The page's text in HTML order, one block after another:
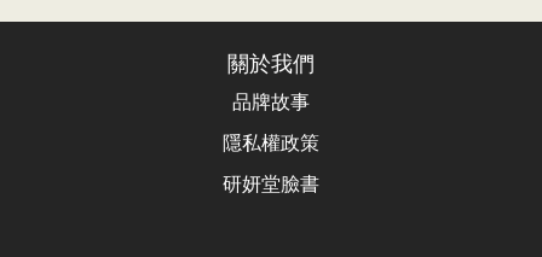
關於我們
品牌故事
隱私權政策
研妍堂臉書